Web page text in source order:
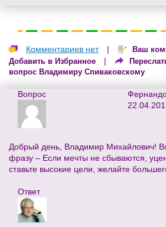
Комментариев нет | Ваш
Добавить в Избранное |
вопрос Владимиру Спиваковскому
Вопрос
Добрый день, Владимир Михайлович!
фразу – Если мечты не сбываются,
ставьте высокие цели, желайте
Ответ